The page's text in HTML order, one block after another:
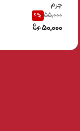
چرم
55,000
9%
50,000